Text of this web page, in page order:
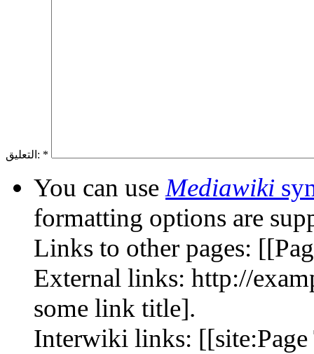
التعليق: *
You can use Mediawiki
formatting options are
Links to other pages:
External links: http://
some link title].
Interwiki links: